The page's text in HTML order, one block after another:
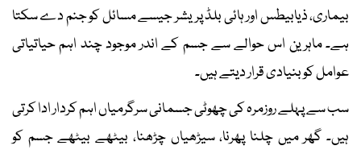
بیماری، ذیابیطس اور ہائی بلڈ پریشر جیسے مسائل کو جنم دے سکتا
ہے۔ ماہرین اس حوالے سے جسم کے اندر موجود چند اہم حیاتیاتی
عوامل کو بنیادی قرار دیتے ہیں۔
سب سے پہلے روزمرہ کی چھوٹی جسمانی سرگرمیاں اہم کردار ادا کرتی
ہیں۔ گھر میں چلنا پھرنا، سیڑھیاں چڑھنا، بیٹھے بیٹھے جسم کو